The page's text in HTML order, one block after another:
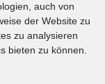
auch von
der Website zu
zu analysieren
bieten zu können.